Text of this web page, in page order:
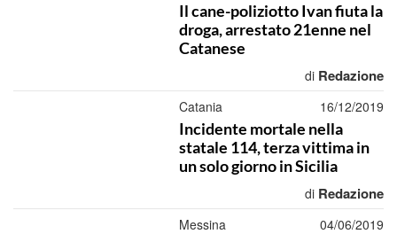
Il cane-poliziotto Ivan fiuta la
droga, arrestato 21enne nel
Catanese
di Redazione
Catania 16/12/2019
Incidente mortale nella
statale 114, terza vittima in
un solo giorno in Sicilia
di Redazione
Messina 04/06/2019